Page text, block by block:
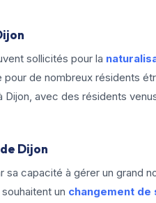
sollicités pour la
de nombreux résidents
avec des résidents
Dijon
capacité à gérer un grand
un changement de